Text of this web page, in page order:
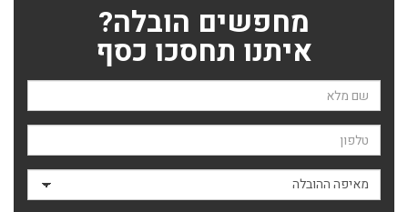
מחפשים הובלה?
איתנו תחסכו כסף
שם השולח
טלפון
מאיפה ההובלה